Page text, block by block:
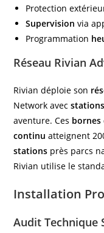
Protection
Supervision via
Programmation
Réseau Rivian
Rivian déploie son
Network avec
aventure. Ces bornes
continu atteignent
stations près parcs
Rivian utilise le
Installation
Audit Technique